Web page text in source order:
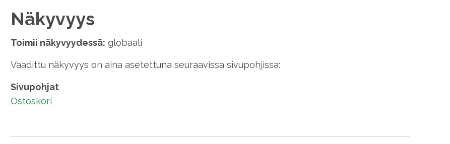
Näkyvyys
Toimii näkyvyydessä: globaali
Vaadittu näkyvyys on aina asetettuna seuraavissa sivupohjissa:
Sivupohjat
Ostoskori